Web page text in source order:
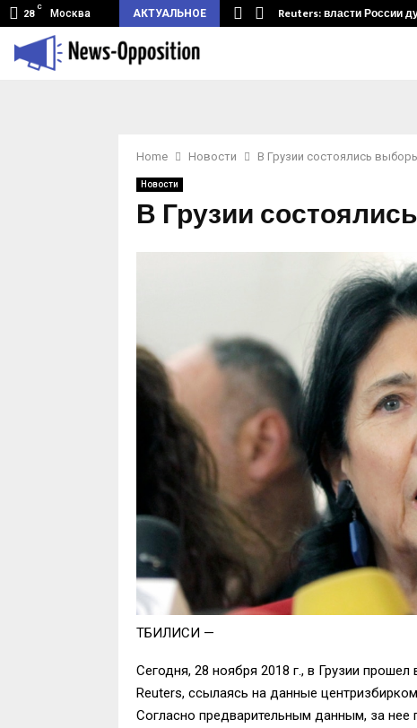
28
C
Москва АКТУАЛЬНОЕ
туннель из Беларуси.… Reuters: власти России
Home Новости В Грузии состоялись
Новости
В Грузии
ТБИЛИСИ —
Сегодня, 28 ноября 2018 г., в Грузии
Reuters, ссылаясь на данные
Согласно предварительным данным, за нее